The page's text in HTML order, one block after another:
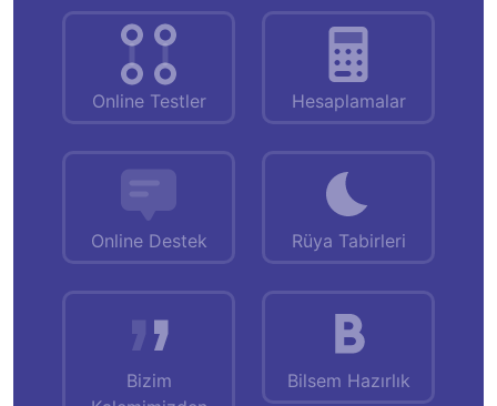
Online Testler Hesaplamalar
Online Destek Rüya Tabirleri
Bizim
Bilsem Hazırlık